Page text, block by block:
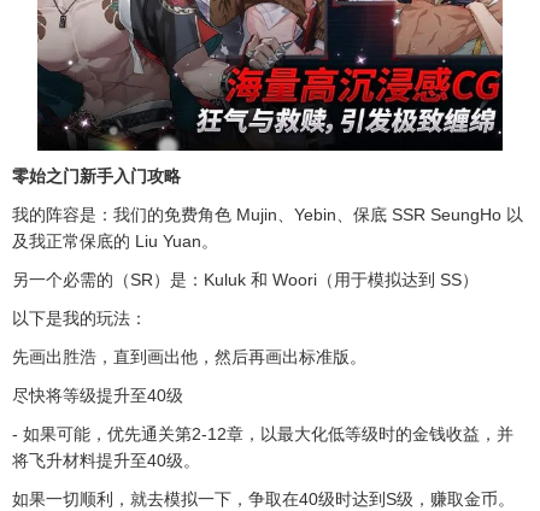
零始之门新手入门攻略
我的阵容是：我们的免费角色 Mujin、Yebin、保底 SSR SeungHo 以
及我正常保底的 Liu Yuan。
另一个必需的（SR）是：Kuluk 和 Woori（用于模拟达到 SS）
以下是我的玩法：
先画出胜浩，直到画出他，然后再画出标准版。
尽快将等级提升至40级
- 如果可能，优先通关第2-12章，以最大化低等级时的金钱收益，并
将飞升材料提升至40级。
如果一切顺利，就去模拟一下，争取在40级时达到S级，赚取金币。